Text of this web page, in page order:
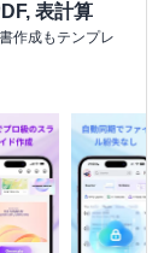
表計算
作成もテンプレ